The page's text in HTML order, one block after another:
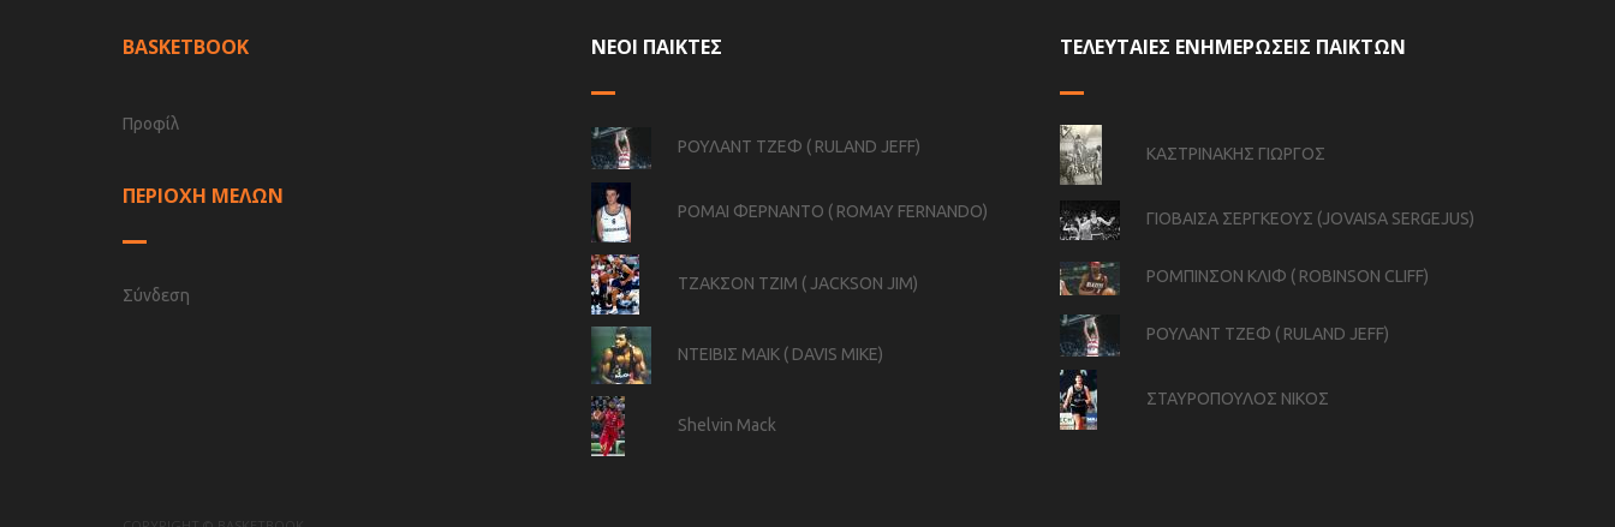
BASKETBOOK
Προφίλ
ΠΕΡΙΟΧΗ ΜΕΛΩΝ
Σύνδεση
ΝΕΟΙ ΠΑΙΚΤΕΣ
ΡΟΥΛΑΝΤ ΤΖΕΦ ( RULAND JEFF)
ΡΟΜΑΙ ΦΕΡΝΑΝΤΟ ( ROMAY FERNANDO)
ΤΖΑΚΣΟΝ ΤΖΙΜ ( JACKSON JIM)
ΝΤΕΙΒΙΣ ΜΑΙΚ ( DAVIS MIKE)
Shelvin Mack
ΤΕΛΕΥΤΑΙΕΣ ΕΝΗΜΕΡΩΣΕΙΣ ΠΑΙΚΤΩΝ
ΚΑΣΤΡΙΝΑΚΗΣ ΓΙΩΡΓΟΣ
ΓΙΟΒΑΙΣΑ ΣΕΡΓΚΕΟΥΣ (JOVAISA SERGEJUS)
ΡΟΜΠΙΝΣΟΝ ΚΛΙΦ ( ROBINSON CLIFF)
ΡΟΥΛΑΝΤ ΤΖΕΦ ( RULAND JEFF)
ΣΤΑΥΡΟΠΟΥΛΟΣ ΝΙΚΟΣ